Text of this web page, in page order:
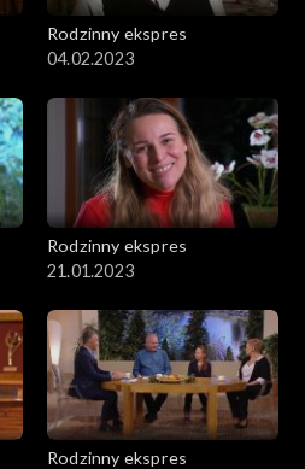
Rodzinny ekspres
04.02.2023
Rodzinny ekspres
21.01.2023
Rodzinny ekspres